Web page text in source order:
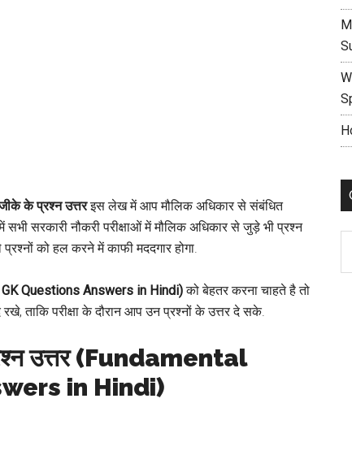
के प्रश्न उत्तरइस लेख में आप मौलिक अधिकार से संबंधित
सभी सरकारी नौकरी परीक्षाओं में मौलिक अधिकार से जुड़े भी प्रश्न
को हल करने में काफी मददगार होगा.
Questions Answers in Hindi)को बेहतर करना चाहते है तो
ताकि परीक्षा के दौरान आप उन प्रश्नों के उत्तर दे सके.
उत्तर (Fundamental
in Hindi)